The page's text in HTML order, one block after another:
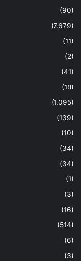
(90)
(7.679)
(11)
(2)
(41)
(18)
(1.095)
(139)
(10)
(34)
(34)
(1)
(3)
(16)
(514)
(6)
(3)